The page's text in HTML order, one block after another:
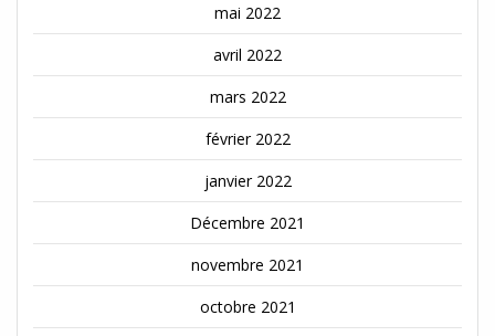
mai 2022
avril 2022
mars 2022
février 2022
janvier 2022
Décembre 2021
novembre 2021
octobre 2021